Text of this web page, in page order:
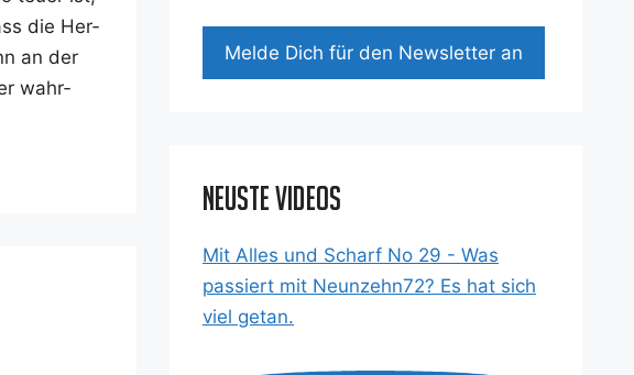
die Her­
an der
wahr­
Mel­de Dich für den News­let­ter an
Neuste Videos
Mit Alles und Scharf No 29 - Was
passiert mit Neunzehn72? Es hat sich
viel getan.